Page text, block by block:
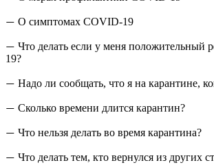
— О симптомах COVID-19
— Что делать если у меня положительный
19?
— Надо ли сообщать, что я на карантине,
— Сколько времени длится карантин?
— Что нельзя делать во время карантина?
— Что делать тем, кто вернулся из других